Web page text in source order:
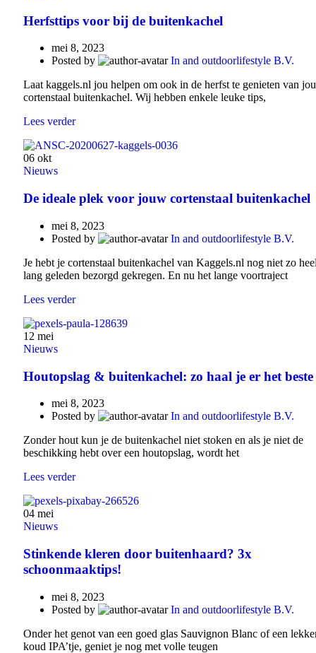
Herfsttips voor bij de buitenkachel
mei 8, 2023
Posted by
In and outdoorlifestyle B.V.
Laat kaggels.nl jou helpen om ook in de herfst te genieten van
cortenstaal buitenkachel. Wij hebben enkele leuke tips,
Lees verder
06 okt
Nieuws
De ideale plek voor jouw cortenstaal buitenkachel
mei 8, 2023
Posted by
In and outdoorlifestyle B.V.
Je hebt je cortenstaal buitenkachel van Kaggels.nl nog niet zo
lang geleden bezorgd gekregen. En nu het lange voortraject
Lees verder
12 mei
Nieuws
Houtopslag & buitenkachel: zo haal je er het
mei 8, 2023
Posted by
In and outdoorlifestyle B.V.
Zonder hout kun je de buitenkachel niet stoken en als je niet de
beschikking hebt over een houtopslag, wordt het
Lees verder
04 mei
Nieuws
Stinkende kleren door buitenhaard? 3x
schoonmaaktips!
mei 8, 2023
Posted by
In and outdoorlifestyle B.V.
Onder het genot van een goed glas Sauvignon Blanc of een
koud IPA’tje, geniet je nog met volle teugen